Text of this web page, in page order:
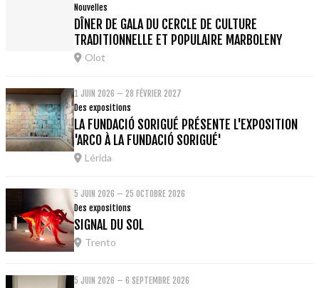
Nouvelles
DÎNER DE GALA DU CERCLE DE CULTURE
TRADITIONNELLE ET POPULAIRE MARBOLENY
Olot
1 JUIN 2026 – 28 FÉVRIER 2027
Des expositions
LA FUNDACIÓ SORIGUÉ PRÉSENTE L'EXPOSITION
'ARCO À LA FUNDACIÓ SORIGUÉ'
Lérida
5 JUIN 2026 – 25 OCTOBRE 2026
Des expositions
SIGNAL DU SOL
Trento
5 JUIN 2026 – 6 SEPTEMBRE 2026